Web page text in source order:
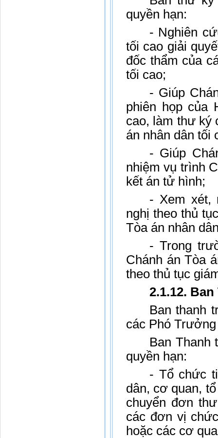
quyền hạn:
- Nghiên
tối cao giải
đốc thẩm của
tối cao;
- Giúp
phiên họp của
cao, làm thư ký
án nhân dân tối
- Giúp
nhiệm vụ trình
kết án tử hình;
- Xem xét,
nghị theo thủ
Tòa án nhân
- Trong
Chánh án Tòa
theo thủ tục
2.1.12.
Ban thanh
các Phó
Ban Thanh
quyền hạn:
- Tổ chức
dân, cơ quan,
chuyển đơn
các đơn vị
hoặc các cơ